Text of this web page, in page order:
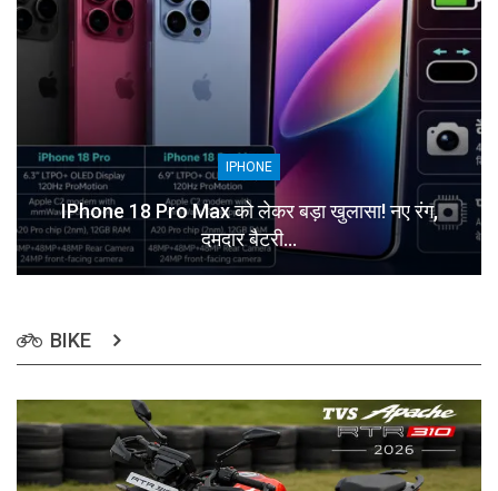
IPHONE
IPhone 18 Pro Max को लेकर बड़ा खुलासा! नए रंग,
दमदार बैटरी…
BIKE